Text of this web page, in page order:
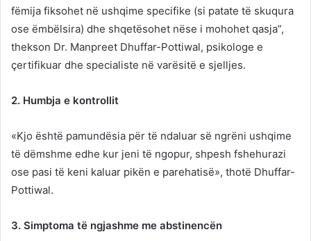
fëmija fiksohet në ushqime specifike (si patate të skuqura
ose ëmbëlsira) dhe shqetësohet nëse i mohohet qasja”,
thekson Dr. Manpreet Dhuffar-Pottiwal, psikologe e
çertifikuar dhe specialiste në varësitë e sjelljes.
2. Humbja e kontrollit
«Kjo është pamundësia për të ndaluar së ngrëni ushqime
të dëmshme edhe kur jeni të ngopur, shpesh fshehurazi
ose pasi të keni kaluar pikën e parehatisë», thotë Dhuffar-
Pottiwal.
3. Simptoma të ngjashme me abstinencën